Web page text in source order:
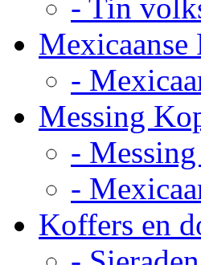
- Tin
Mexicaanse
-
Messing
- Messing
-
Koffers en